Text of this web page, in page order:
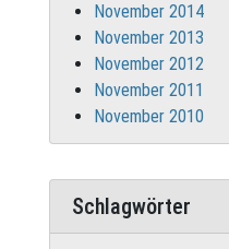
November 2014
November 2013
November 2012
November 2011
November 2010
Schlagwörter